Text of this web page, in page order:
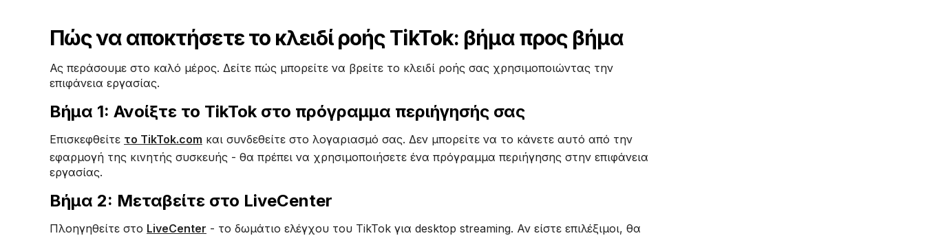
Πώς να αποκτήσετε το κλειδί ροής TikTok: βήμα προς βήμα
Ας περάσουμε στο καλό μέρος. Δείτε πώς μπορείτε να βρείτε το κλειδί ροής σας χρησιμοποιώντας την
επιφάνεια εργασίας.
Βήμα 1: Ανοίξτε το TikTok στο πρόγραμμα περιήγησής σας
Επισκεφθείτε το TikTok.com και συνδεθείτε στο λογαριασμό σας. Δεν μπορείτε να το κάνετε αυτό από την
εφαρμογή της κινητής συσκευής - θα πρέπει να χρησιμοποιήσετε ένα πρόγραμμα περιήγησης στην επιφάνεια
εργασίας.
Βήμα 2: Μεταβείτε στο LiveCenter
Πλοηγηθείτε στο LiveCenter - το δωμάτιο ελέγχου του TikTok για desktop streaming. Αν είστε επιλέξιμοι, θα